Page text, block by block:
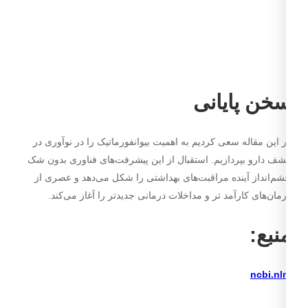
پایانی
این مقاله سعی کردیم به اهمیت بیوانفورماتیک را در نوآوری در
دارو بپردازیم. استقبال از این پیشرفت‌های فناوری بدون شک
آینده مراقبت‌های بهداشتی را شکل می‌دهد و عصری از
کارآمد تر و مداخلات درمانی جدیدتر را آغاز می‌کند.